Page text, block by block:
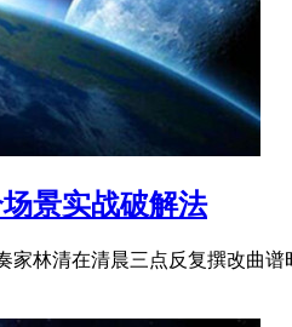
景实战破解法
家林清在清晨三点反复撰改曲